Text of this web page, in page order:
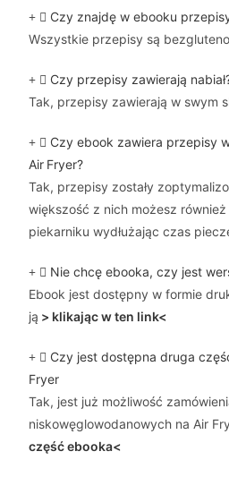
Czy znajdę w ebooku
Wszystkie przepisy są
Czy przepisy zawierają
Tak, przepisy zawierają w swym
Czy ebook zawiera przepisy
Air Fryer?
Tak, przepisy zostały
większość z nich możesz
piekarniku wydłużając czas
Nie chcę ebooka, czy jest
Ebook jest dostępny w formie
ją > klikając w ten link<
Czy jest dostępna druga
Fryer
Tak, jest już możliwość
niskowęglowodanowych na Air
część ebooka<